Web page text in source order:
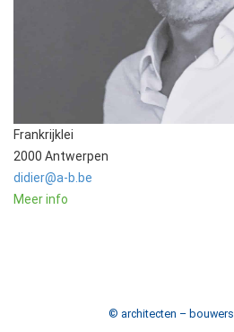
Frankrijklei
2000 Antwerpen
didier@a-b.be
Meer info
© architecten – bouwers